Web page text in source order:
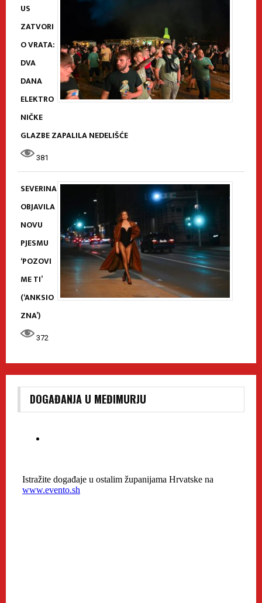
US
ZATVORI
O VRATA:
DVA
DANA
ELEKTRO
NIČKE
GLAZBE ZAPALILA NEDELIŠĆE
381
SEVERINA
OBJAVILA
NOVU
PJESMU
‘POZOVI
ME TI’
(‘ANKSIO
ZNA’)
372
DOGAĐANJA U MEĐIMURJU